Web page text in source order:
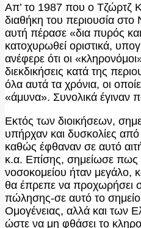
Απ’ το 1987 που ο Τζώρτζ
διαθήκη του περιουσία
αυτή πέρασε «δια πυρός
κατοχυρωθεί οριστικά,
ανέφερε ότι οι
διεκδικήσεις κατά της
όλα αυτά τα χρόνια, οι
«άμυνα». Συνολικά έγιναν
Εκτός των διοικήσεων,
υπήρχαν και δυσκολίες
καθώς έφθαναν σε αυτό
κ.α. Επίσης, σημείωσε πως
νοσοκομείου ήταν μεγάλο,
θα έπρεπε να προχωρήσει
πώλησης-σε αυτό το σημείο
Ομογένειας, αλλά και των
ώστε να μη φθάσει το